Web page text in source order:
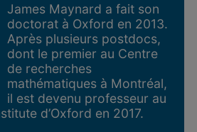
James Maynard a fait son
doctorat à Oxford en 2013.
Après plusieurs postdocs,
dont le premier au Centre
de recherches
mathématiques à Montréal,
il est devenu professeur au
d’Oxford en 2017.